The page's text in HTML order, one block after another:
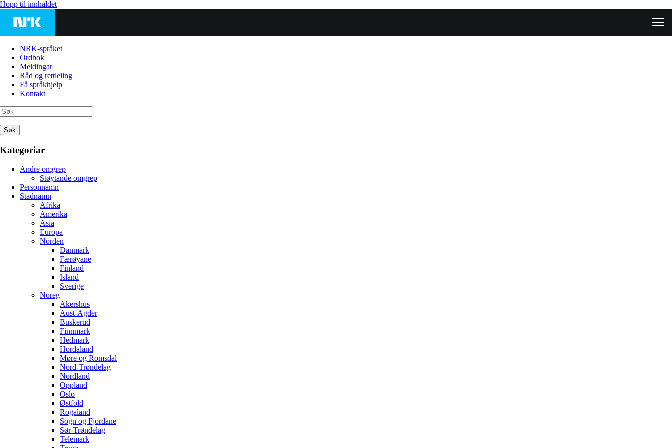
Hopp til innhaldet
NRK-språket
Ordbok
Meldingar
Råd og rettleiing
Få språkhjelp
Kontakt
Søk
Kategoriar
Andre omgrep
Støytande omgrep
Personnamn
Stadnamn
Afrika
Amerika
Asia
Europa
Norden
Danmark
Færøyane
Finland
Island
Sverige
Noreg
Akershus
Aust-Agder
Buskerud
Finnmark
Hedmark
Hordaland
Møre og Romsdal
Nord-Trøndelag
Nordland
Oppland
Oslo
Østfold
Rogaland
Sogn og Fjordane
Sør-Trøndelag
Telemark